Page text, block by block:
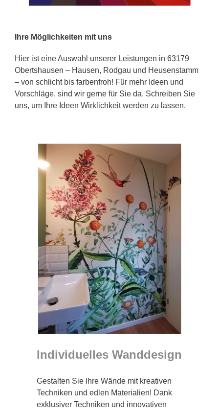
Ihre Möglichkeiten mit uns
Hier ist eine Auswahl unserer Leistungen in 63179
Obertshausen – Hausen, Rodgau und Heusenstamm
– von schlicht bis farbenfroh! Für mehr Ideen und
Vorschläge, sind wir gerne für Sie da. Schreiben Sie
uns, um Ihre Ideen Wirklichkeit werden zu lassen.
Individuelles Wanddesign
Gestalten Sie Ihre Wände mit kreativen
Techniken und edlen Materialien! Dank
exklusiver Techniken und innovativen